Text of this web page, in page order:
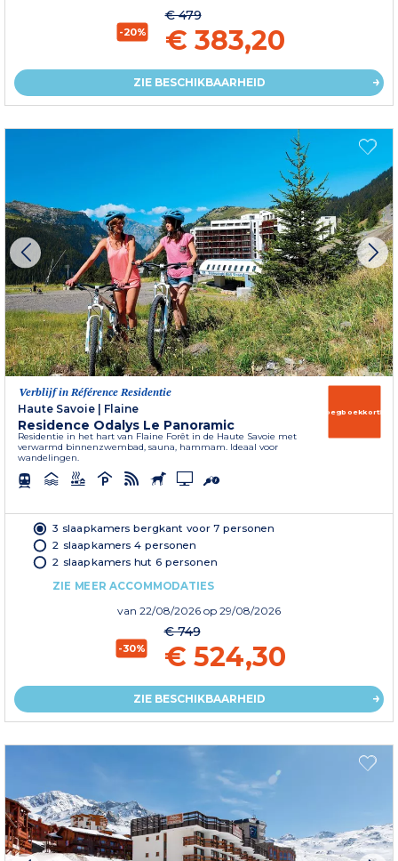
-20%
€ 479
€ 383,20
ZIE BESCHIKBAARHEID
Verblijf in Référence Residentie
Haute Savoie
Flaine
Residence Odalys Le Panoramic
Residentie in het hart van Flaine Forêt in de Haute Savoie met
verwarmd binnenzwembad, sauna, hammam. Ideaal voor
wandelingen.
Vroegboekkorting
3 slaapkamers bergkant voor 7 personen
2 slaapkamers 4 personen
2 slaapkamers hut 6 personen
ZIE MEER ACCOMMODATIES
van 22/08/2026 op 29/08/2026
-30%
€ 749
€ 524,30
ZIE BESCHIKBAARHEID